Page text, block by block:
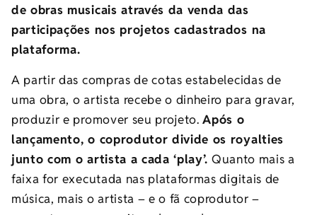
de obras musicais através da venda das
participações nos projetos cadastrados na
plataforma.
A partir das compras de cotas estabelecidas de
uma obra, o artista recebe o dinheiro para gravar,
produzir e promover seu projeto.Após o
lançamento, o coprodutor divide os royalties
junto com o artista a cada ‘play’. Quanto mais a
faixa for executada nas plataformas digitais de
música, mais o artista – e o fã coprodutor –